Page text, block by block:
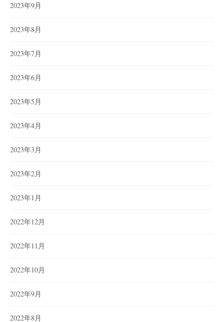
2023年9月
2023年8月
2023年7月
2023年6月
2023年5月
2023年4月
2023年3月
2023年2月
2023年1月
2022年12月
2022年11月
2022年10月
2022年9月
2022年8月